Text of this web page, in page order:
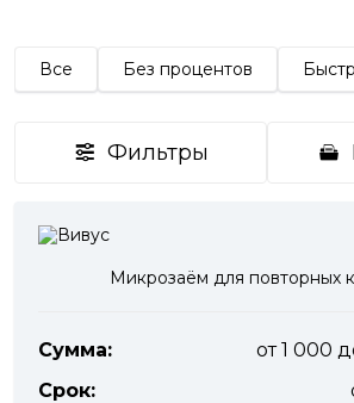
Все Без процентов
Фильтры
Микрозаём для повторных
Сумма:
от 1 000
Срок: